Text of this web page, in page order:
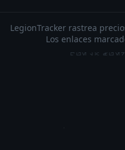
LegionTracker rastrea
Los enlaces
QUE LA